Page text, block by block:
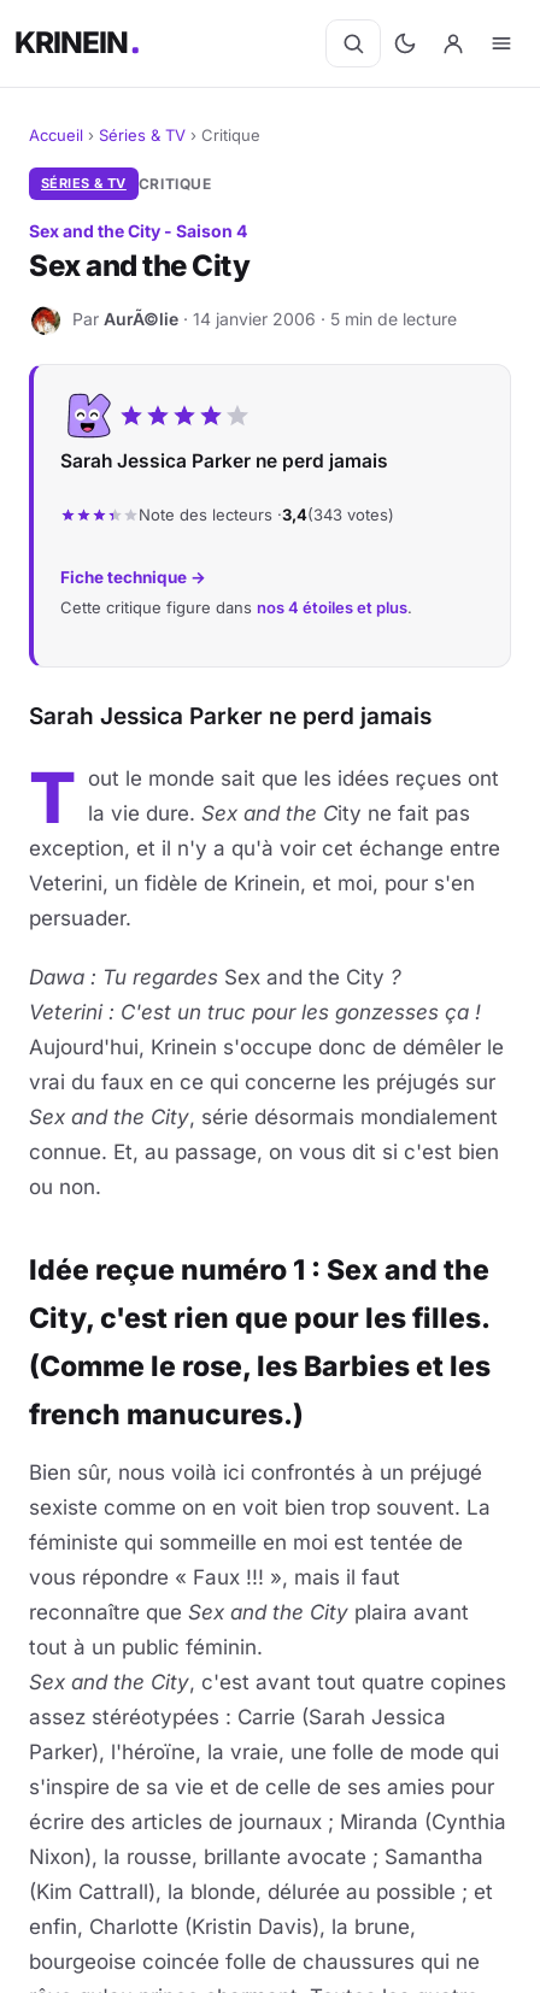
KRINEIN
Cinéma
Séries
Livres
Jeux vidéo
Musique
Sortir
Sciences & Tech
Forum
Accueil › Séries & TV › Critique
SÉRIES & TV CRITIQUE
Sex and the City - Saison 4
Sex and the City
A Par AurÃ©lie · 14 janvier 2006 · 5 min de lecture
Sarah Jessica Parker ne perd jamais
Note des lecteurs ·3,4(343 votes)
Fiche technique →
Cette critique figure dans nos 4 étoiles et plus.
Sarah Jessica Parker ne perd jamais
T out le monde sait que les idées reçues ont
la vie dure. Sex and the City ne fait pas
exception, et il n'y a qu'à voir cet échange entre
Veterini, un fidèle de Krinein, et moi, pour s'en
persuader.
Dawa : Tu regardes Sex and the City ?
Veterini : C'est un truc pour les gonzesses ça !
Aujourd'hui, Krinein s'occupe donc de démêler le
vrai du faux en ce qui concerne les préjugés sur
Sex and the City, série désormais mondialement
connue. Et, au passage, on vous dit si c'est bien
ou non.
Idée reçue numéro 1 : Sex and the
City, c'est rien que pour les filles.
(Comme le rose, les Barbies et les
french manucures.)
Bien sûr, nous voilà ici confrontés à un préjugé
sexiste comme on en voit bien trop souvent. La
féministe qui sommeille en moi est tentée de
vous répondre « Faux !!! », mais il faut
reconnaître que Sex and the City plaira avant
tout à un public féminin.
Sex and the City, c'est avant tout quatre copines
assez stéréotypées : Carrie (Sarah Jessica
Parker), l'héroïne, la vraie, une folle de mode qui
s'inspire de sa vie et de celle de ses amies pour
écrire des articles de journaux ; Miranda (Cynthia
Nixon), la rousse, brillante avocate ; Samantha
(Kim Cattrall), la blonde, délurée au possible ; et
enfin, Charlotte (Kristin Davis), la brune,
bourgeoise coincée folle de chaussures qui ne